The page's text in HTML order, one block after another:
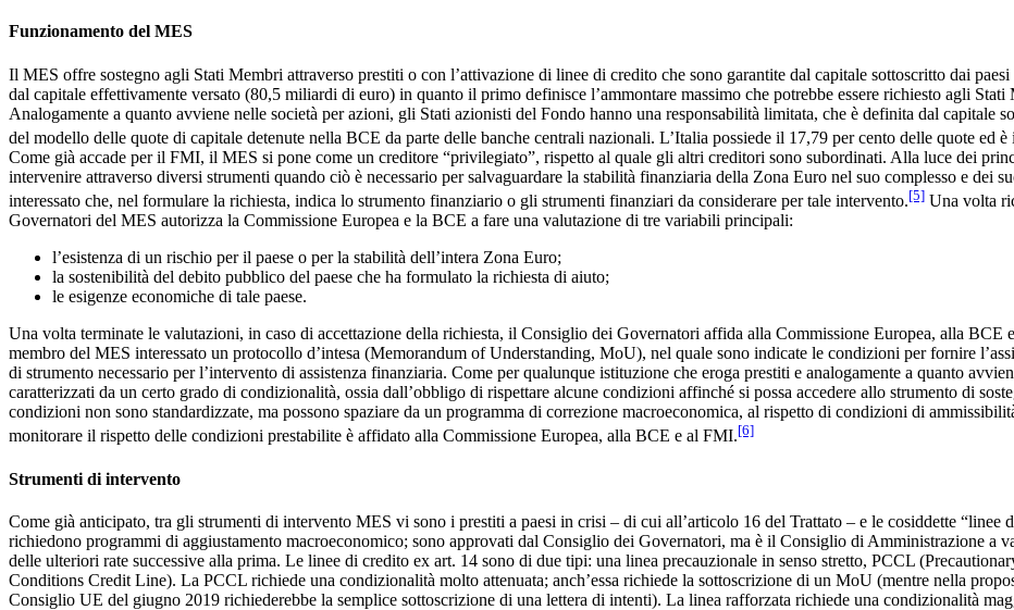
Funzionamento del MES
Il MES offre sostegno agli Stati Membri attraverso prestiti o con l’attivazione di linee di credito che sono garantite dal capitale sottoscritto dai
dal capitale effettivamente versato (80,5 miliardi di euro) in quanto il primo definisce l’ammontare massimo che potrebbe essere richiesto agli
Analogamente a quanto avviene nelle società per azioni, gli Stati azionisti del Fondo hanno una responsabilità limitata, che è definita dal capitale
del modello delle quote di capitale detenute nella BCE da parte delle banche centrali nazionali. L’Italia possiede il 17,79 per cento delle quote ed
Come già accade per il FMI, il MES si pone come un creditore “privilegiato”, rispetto al quale gli altri creditori sono subordinati. Alla luce dei
intervenire attraverso diversi strumenti quando ciò è necessario per salvaguardare la stabilità finanziaria della Zona Euro nel suo complesso e dei
interessato che, nel formulare la richiesta, indica lo strumento finanziario o gli strumenti finanziari da considerare per tale intervento.[5] Una volta
Governatori del MES autorizza la Commissione Europea e la BCE a fare una valutazione di tre variabili principali:
l’esistenza di un rischio per il paese o per la stabilità dell’intera Zona Euro;
la sostenibilità del debito pubblico del paese che ha formulato la richiesta di aiuto;
le esigenze economiche di tale paese.
Una volta terminate le valutazioni, in caso di accettazione della richiesta, il Consiglio dei Governatori affida alla Commissione Europea, alla
membro del MES interessato un protocollo d’intesa (Memorandum of Understanding, MoU), nel quale sono indicate le condizioni per fornire
di strumento necessario per l’intervento di assistenza finanziaria. Come per qualunque istituzione che eroga prestiti e analogamente a quanto
caratterizzati da un certo grado di condizionalità, ossia dall’obbligo di rispettare alcune condizioni affinché si possa accedere allo strumento di
condizioni non sono standardizzate, ma possono spaziare da un programma di correzione macroeconomica, al rispetto di condizioni di
monitorare il rispetto delle condizioni prestabilite è affidato alla Commissione Europea, alla BCE e al FMI.[6]
Strumenti di intervento
Come già anticipato, tra gli strumenti di intervento MES vi sono i prestiti a paesi in crisi – di cui all’articolo 16 del Trattato – e le cosiddette
richiedono programmi di aggiustamento macroeconomico; sono approvati dal Consiglio dei Governatori, ma è il Consiglio di Amministrazione a
delle ulteriori rate successive alla prima. Le linee di credito ex art. 14 sono di due tipi: una linea precauzionale in senso stretto, PCCL
Conditions Credit Line). La PCCL richiede una condizionalità molto attenuata; anch’essa richiede la sottoscrizione di un MoU (mentre nella
Consiglio UE del giugno 2019 richiederebbe la semplice sottoscrizione di una lettera di intenti). La linea rafforzata richiede una condizionalità